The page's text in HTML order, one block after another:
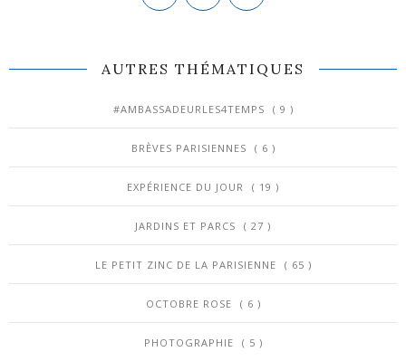
AUTRES THÉMATIQUES
#AMBASSADEURLES4TEMPS ( 9 )
BRÈVES PARISIENNES ( 6 )
EXPÉRIENCE DU JOUR ( 19 )
JARDINS ET PARCS ( 27 )
LE PETIT ZINC DE LA PARISIENNE ( 65 )
OCTOBRE ROSE ( 6 )
PHOTOGRAPHIE ( 5 )